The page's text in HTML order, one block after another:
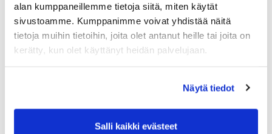
alan kumppaneillemme tietoja siitä, miten käytät
sivustoamme. Kumppanimme voivat yhdistää näitä
tietoja muihin tietoihin, joita olet antanut heille tai joita on
kerätty, kun olet käyttänyt heidän palvelujaan.
Näytä tiedot
Salli kaikki evästeet
Rönnäsissä pelataan heinäkuussa kaksi Golfliiton
senioreiden kilpailua.
M75 SM
Kilpailu sulkee Meri-kentän molempina päivinä noin
07.30-13.00.